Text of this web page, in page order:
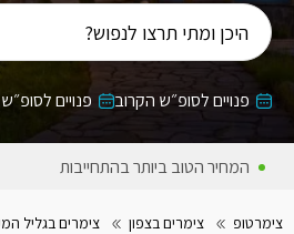
היכן ומתי תרצו לנפוש?
פנויים לסופ״ש הקרוב פנויים
המחיר הטוב ביותר בהתחייבות
צימרטופ צימרים בצפון
צימרים בגליל